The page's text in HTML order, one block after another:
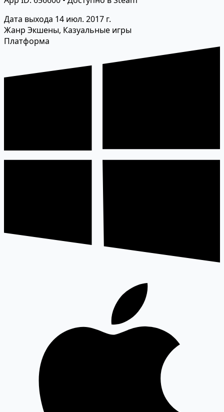
Дата выхода 14 июл. 2017 г.
Жанр Экшены, Казуальные игры
Платформа